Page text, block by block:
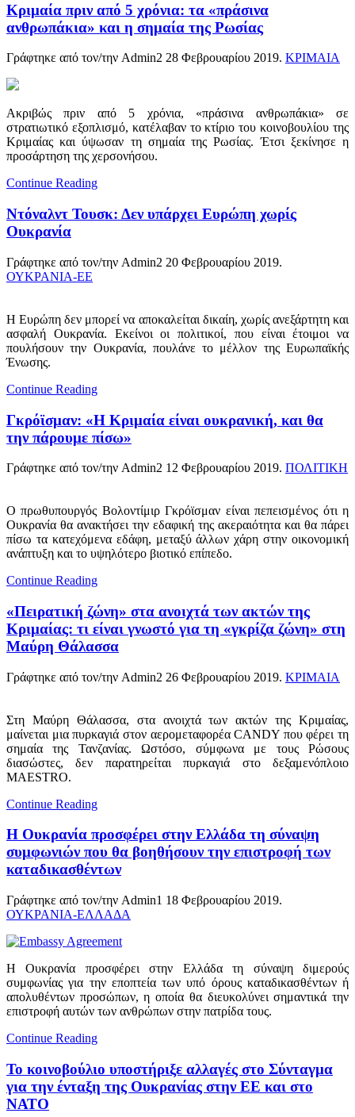
Κριμαία πριν από 5 χρόνια: τα «πράσινα
ανθρωπάκια» και η σημαία της Ρωσίας
Γράφτηκε από τον/την Admin2 28 Φεβρουαρίου 2019. ΚΡΙΜΑΙΑ
Ακριβώς πριν από 5 χρόνια, «πράσινα ανθρωπάκια» σε
στρατιωτικό εξοπλισμό, κατέλαβαν το κτίριο του κοινοβουλίου της
Κριμαίας και ύψωσαν τη σημαία της Ρωσίας. Έτσι ξεκίνησε η
προσάρτηση της χερσονήσου.
Continue Reading
Ντόναλντ Τουσκ: Δεν υπάρχει Ευρώπη χωρίς
Ουκρανία
Γράφτηκε από τον/την Admin2 20 Φεβρουαρίου 2019.
ΟΥΚΡΑΝΙΑ-ΕΕ
Η Ευρώπη δεν μπορεί να αποκαλείται δικαίη, χωρίς ανεξάρτητη και
ασφαλή Ουκρανία. Εκείνοι οι πολιτικοί, που είναι έτοιμοι να
πουλήσουν την Ουκρανία, πουλάνε το μέλλον της Ευρωπαϊκής
Ένωσης.
Continue Reading
Γκρόϊσμαν: «Η Κριμαία είναι ουκρανική, και θα
την πάρουμε πίσω»
Γράφτηκε από τον/την Admin2 12 Φεβρουαρίου 2019. ΠΟΛΙΤΙΚΗ
Ο πρωθυπουργός Βολοντίμιρ Γκρόϊσμαν είναι πεπεισμένος ότι η
Ουκρανία θα ανακτήσει την εδαφική της ακεραιότητα και θα πάρει
πίσω τα κατεχόμενα εδάφη, μεταξύ άλλων χάρη στην οικονομική
ανάπτυξη και το υψηλότερο βιοτικό επίπεδο.
Continue Reading
«Πειρατική ζώνη» στα ανοιχτά των ακτών της
Κριμαίας: τι είναι γνωστό για τη «γκρίζα ζώνη» στη
Μαύρη Θάλασσα
Γράφτηκε από τον/την Admin2 26 Φεβρουαρίου 2019. ΚΡΙΜΑΙΑ
Στη Μαύρη Θάλασσα, στα ανοιχτά των ακτών της Κριμαίας,
μαίνεται μια πυρκαγιά στον αερομεταφορέα CANDY που φέρει τη
σημαία της Τανζανίας. Ωστόσο, σύμφωνα με τους Ρώσους
διασώστες, δεν παρατηρείται πυρκαγιά στο δεξαμενόπλοιο
MAESTRO.
Continue Reading
Η Ουκρανία προσφέρει στην Ελλάδα τη σύναψη
συμφωνιών που θα βοηθήσουν την επιστροφή των
καταδικασθέντων
Γράφτηκε από τον/την Admin1 18 Φεβρουαρίου 2019.
ΟΥΚΡΑΝΙΑ-ΕΛΛΑΔΑ
Η Ουκρανία προσφέρει στην Ελλάδα τη σύναψη διμερούς
συμφωνίας για την εποπτεία των υπό όρους καταδικασθέντων ή
απολυθέντων προσώπων, η οποία θα διευκολύνει σημαντικά την
επιστροφή αυτών των ανθρώπων στην πατρίδα τους.
Continue Reading
Το κοινοβούλιο υποστήριξε αλλαγές στο Σύνταγμα
για την ένταξη της Ουκρανίας στην ΕΕ και στο
ΝΑΤΟ